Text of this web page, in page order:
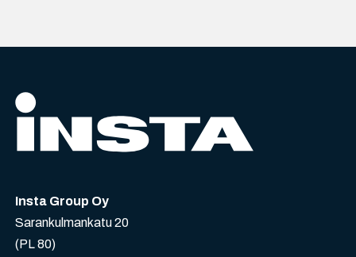
Insta Group Oy
Sarankulmankatu 20
(PL 80)